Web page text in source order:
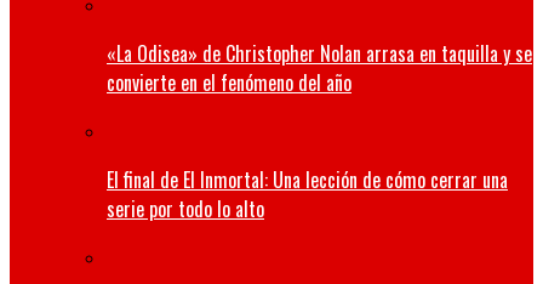
«La Odisea» de Christopher Nolan arrasa en taquilla y se
convierte en el fenómeno del año
El final de El Inmortal: Una lección de cómo cerrar una
serie por todo lo alto